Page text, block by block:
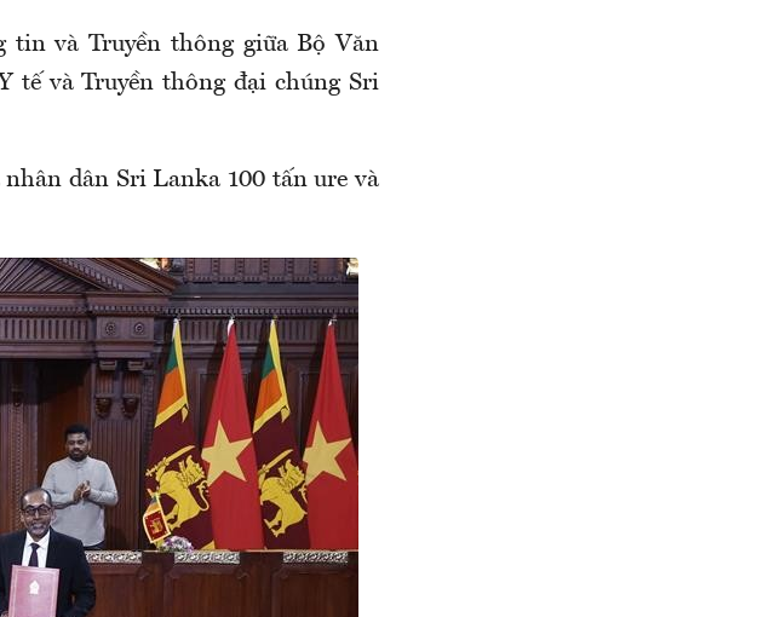
và Truyền thông giữa Bộ Văn
tế và Truyền thông đại chúng Sri
dân Sri Lanka 100 tấn ure và